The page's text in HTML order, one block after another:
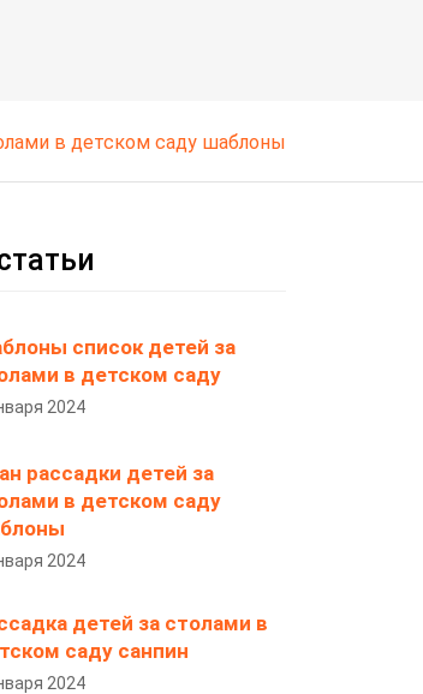
в детском саду шаблоны
список детей за
в детском саду
2024
рассадки детей за
в детском саду
2024
детей за столами в
саду санпин
2024